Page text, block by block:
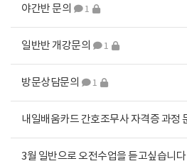
야간반 문의 1
일반반 개강문의 1
방문상담문의 1
3월 일반으로 오전수업을 듣고싶습니다